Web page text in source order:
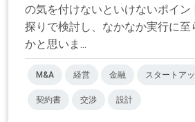
の気を付けないといけないポイン
探りで検討し、なかなか実行に至
かと思いま...
M&A 経営 金融 スタートア
契約書 交渉 設計